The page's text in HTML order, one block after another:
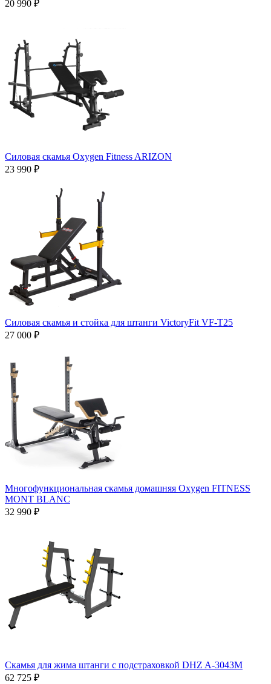
20 990 ₽
Силовая скамья Oxygen Fitness ARIZON
23 990 ₽
Силовая скамья и стойка для штанги VictoryFit VF-T25
27 000 ₽
Многофункциональная скамья домашняя Oxygen FITNESS
MONT BLANC
32 990 ₽
Скамья для жима штанги с подстраховкой DHZ A-3043М
62 725 ₽